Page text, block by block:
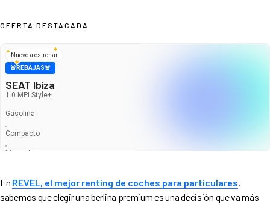
OFERTA DESTACADA
Nuevo a estrenar
🚨REBAJAS🚨
SEAT Ibiza
1.0 MPI Style+
Gasolina
Compacto
Manual
En REVEL, el mejor renting de coches para particulares,
sabemos que elegir una berlina premium es una decisión que va más